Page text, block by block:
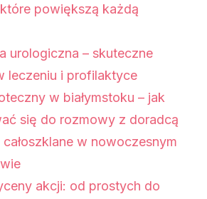
powiększą każdą
urologiczna – skuteczne
leczeniu i profilaktyce
w białymstoku – jak
się do rozmowy z doradcą
całoszklane w nowoczesnym
akcji: od prostych do